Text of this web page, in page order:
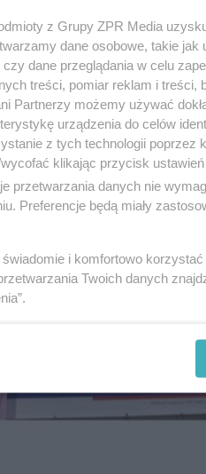
z Grupy ZPR Media
dane osobowe, takie jak
dane przeglądania w celu
treści, pomiar reklam i treści,
Partnerzy możemy używać
urządzenia do celów
z tych technologii poprzez
klikając przycisk
przetwarzania danych nie
Preferencje będą miały
i komfortowo
Twoich danych